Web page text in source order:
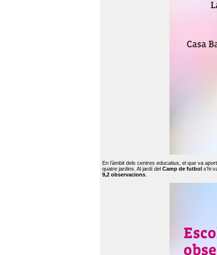
En l’àmbit dels centres educatius, el que va
quatre jardins. Al jardí del Camp de futbol s’hi
9,2 observacions